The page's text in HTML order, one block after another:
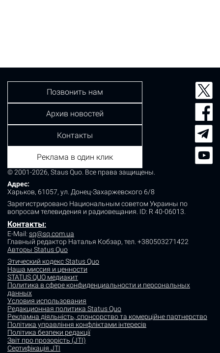
© 2001-2026, Staus Quo. Все права защищены.
Адрес:
Харьков, 61057, ул. Донец-Захаржевского 6/8
Зарегистрировано Национальным советом Украины по
вопросам телевидения и радиовещания. ID: R 40-06013.
Контакты:
E-Mail: sq@sq.com.ua
Главный редактор Наталья Кобзар, тел. +380503271422
Авторы Status Quo
Этический кодекс Status Quo
Наша миссия и ценности
STATUS QUO медиакит
Политика в сфере конфиденциальности и персональных
данных
Условия использования
Редакционная политика Status Quo
Рекламна діяльність, спонсорство та комерційне партнерство
Політика управління конфліктами інтересів
Політика безпеки редакції
Звіт про прозорість (JTI)
Сертифікація JTI
Позвонить нам
Архив новостей
Контакты
Реклама в один клик